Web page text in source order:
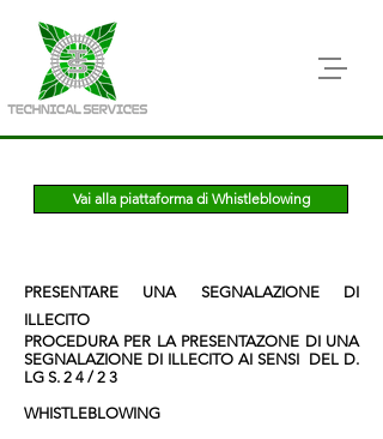
Vai alla piattaforma di Whistleblowing
PRESENTARE UNA SEGNALAZIONE DI
ILLECITO
PROCEDURA PER LA PRESENTAZONE DI UNA
SEGNALAZIONE DI ILLECITO AI SENSI DEL D.
LG S. 2 4 / 2 3
WHISTLEBLOWING